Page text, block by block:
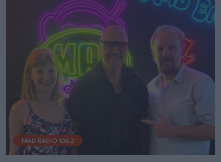
MAD RADIO 106.2